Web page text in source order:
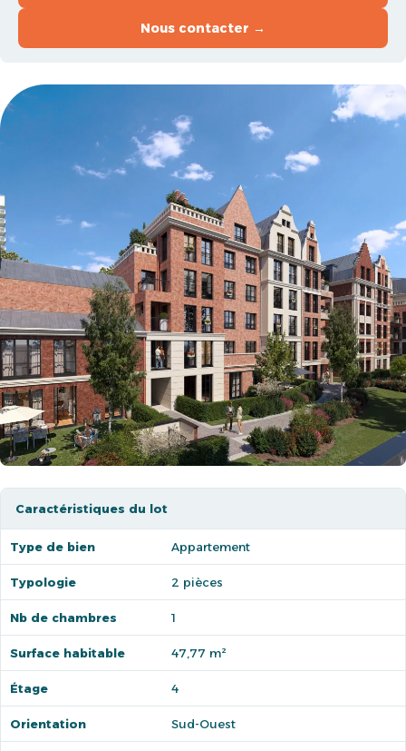
Nous contacter →
Caractéristiques du lot
Type de bien Appartement
Typologie 2 pièces
Nb de chambres 1
Surface habitable 47,77 m²
Étage 4
Orientation Sud-Ouest